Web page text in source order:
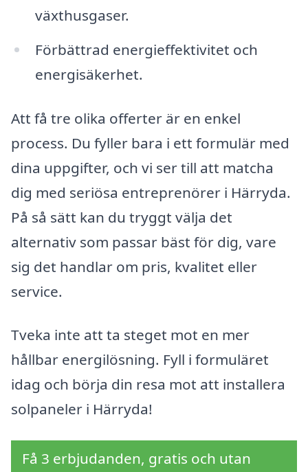
växthusgaser.
Förbättrad energieffektivitet och
energisäkerhet.
Att få tre olika offerter är en enkel
process. Du fyller bara i ett formulär med
dina uppgifter, och vi ser till att matcha
dig med seriösa entreprenörer i Härryda.
På så sätt kan du tryggt välja det
alternativ som passar bäst för dig, vare
sig det handlar om pris, kvalitet eller
service.
Tveka inte att ta steget mot en mer
hållbar energilösning. Fyll i formuläret
idag och börja din resa mot att installera
solpaneler i Härryda!
Få 3 erbjudanden, gratis och utan